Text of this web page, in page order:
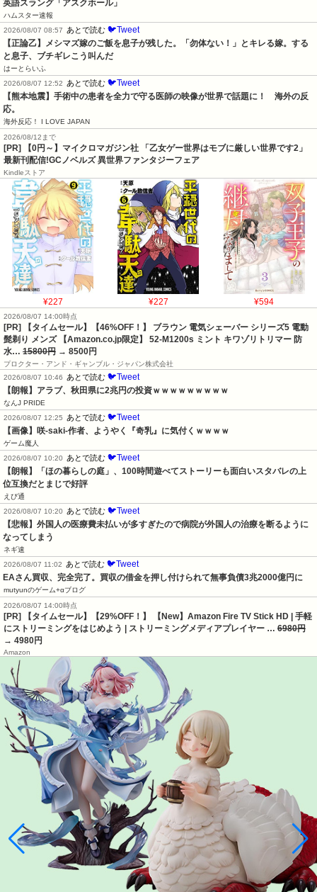
英語スラング「アスクホール」
ハムスター速報
2026/08/07 08:57
あとで読む 🐦Tweet
【正論乙】メシマズ嫁のご飯を息子が残した。「勿体ない！」とキレる嫁。する
と息子、ブチギレこう叫んだ
はーとらいふ
2026/08/07 12:52
あとで読む 🐦Tweet
【熊本地震】手術中の患者を全力で守る医師の映像が世界で話題に！　海外の反
応。
海外反応！ I LOVE JAPAN
2026/08/12まで
[PR] 【0円～】マイクロマガジン社 「乙女ゲー世界はモブに厳しい世界です2」
最新刊配信!GCノベルズ 異世界ファンタジーフェア
Kindleストア
¥227 ¥227 ¥594
2026/08/07 14:00時点
[PR] 【タイムセール】【46%OFF！】 ブラウン 電気シェーバー シリーズ5 電動
髭剃り メンズ 【Amazon.co.jp限定】 52-M1200s ミント キワゾリトリマー 防
水… 15800円 → 8500円
プロクター・アンド・ギャンブル・ジャパン株式会社
2026/08/07 10:46
あとで読む 🐦Tweet
【朗報】アラブ、秋田県に2兆円の投資ｗｗｗｗｗｗｗｗｗ
なんJ PRIDE
2026/08/07 12:25
あとで読む 🐦Tweet
【画像】咲-saki-作者、ようやく『奇乳』に気付くｗｗｗｗ
ゲーム魔人
2026/08/07 10:20
あとで読む 🐦Tweet
【朗報】「ほの暮らしの庭」、100時間遊べてストーリーも面白いスタバレの上
位互換だとまじで好評
えび通
2026/08/07 10:20
あとで読む 🐦Tweet
【悲報】外国人の医療費未払いが多すぎたので病院が外国人の治療を断るように
なってしまう
ネギ速
2026/08/07 11:02
あとで読む 🐦Tweet
EAさん買収、完全完了。買収の借金を押し付けられて無事負債3兆2000億円に
mutyunのゲーム+αブログ
2026/08/07 14:00時点
[PR] 【タイムセール】【29%OFF！】 【New】Amazon Fire TV Stick HD | 手軽
にストリーミングをはじめよう | ストリーミングメディアプレイヤー … 6980円
→ 4980円
Amazon